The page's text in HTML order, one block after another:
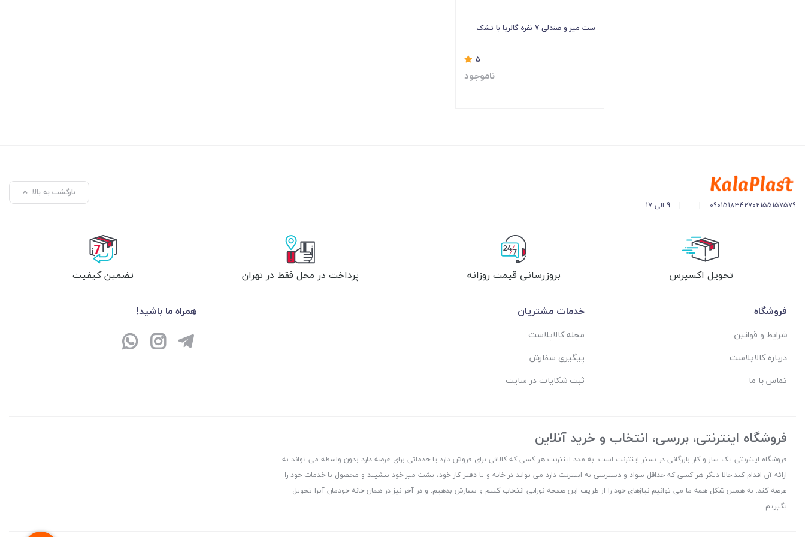
ست میز و صندلی 7 نفره گالریا با تشک
5
ناموجود
02155157579
09015183427
|
| 9 الی 17
بازگشت به بالا
تحویل اکسپرس بروزرسانی قیمت روزانه پرداخت در محل فقط در تهران تضمین کیفیت
فروشگاه
شرایط و قوانین
درباره کالاپلاست
تماس با ما
خدمات مشتریان
مجله کالاپلاست
پیگیری سفارش
ثبت شکایات در سایت
همراه ما باشید!
فروشگاه اینترنتی، بررسی، انتخاب و خرید آنلاین
فروشگاه اینترنتی یک ساز و کار بازرگانی در بستر اینترنت است. به مدد اینترنت هر کسی که کالائی برای فروش دارد یا خدماتی برای عرضه دارد بدون واسطه می تواند به
ارائه آن اقدام کند.حالا دیگر هر کسی که حداقل سواد و دسترسی به اینترنت دارد می تواند در خانه و یا دفتر کار خود، پشت میز خود بنشیند و محصول یا خدمات خود را
عرضه کند. به همین شکل همه ما می توانیم نیازهای خود را از طریف این صفحه نورانی انتخاب کنیم و سفارش بدهیم. و در آخر نیز در همان خانه خودمان آنرا تحویل
بگیریم.